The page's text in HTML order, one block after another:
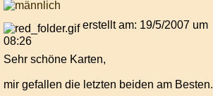
erstellt am: 19/5/2007 um
08:26
Sehr schöne Karten,
mir gefallen die letzten beiden am Besten.